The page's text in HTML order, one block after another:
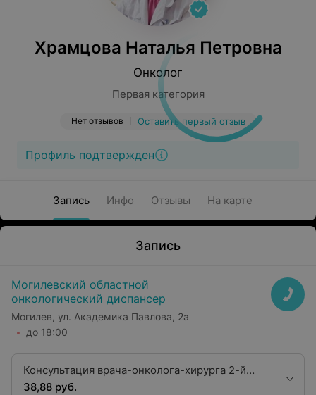
Храмцова Наталья Петровна
Онколог
Первая категория
Нет отзывов Оставить первый отзыв
Профиль подтвержден
Запись Инфо Отзывы На карте
Запись
Могилевский областной
онкологический диспансер
Могилев, ул. Академика Павлова, 2а
до 18:00
Консультация врача-онколога-хирурга 2-й
квалификационной категории
38,88 руб.